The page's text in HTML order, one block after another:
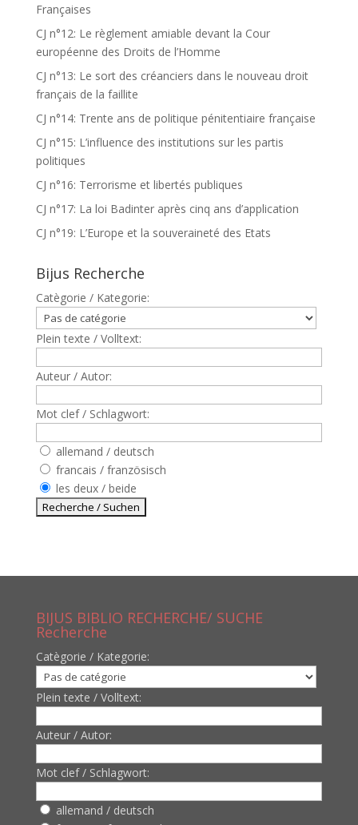
Françaises
CJ n°12: Le règlement amiable devant la Cour
européenne des Droits de l’Homme
CJ n°13: Le sort des créanciers dans le nouveau droit
français de la faillite
CJ n°14: Trente ans de politique pénitentiaire française
CJ n°15: L’influence des institutions sur les partis
politiques
CJ n°16: Terrorisme et libertés publiques
CJ n°17: La loi Badinter après cinq ans d’application
CJ n°19: L’Europe et la souveraineté des Etats
Bijus Recherche
Catègorie / Kategorie:
Plein texte / Volltext:
Auteur / Autor:
Mot clef / Schlagwort:
allemand / deutsch
francais / französisch
les deux / beide
BIJUS BIBLIO RECHERCHE/ SUCHE
Recherche
Catègorie / Kategorie:
Plein texte / Volltext:
Auteur / Autor:
Mot clef / Schlagwort:
allemand / deutsch